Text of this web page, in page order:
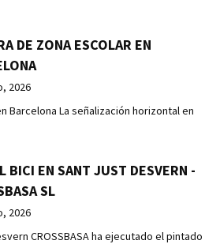
DE ZONA ESCOLAR EN
2026
Barcelona La señalización horizontal en
BICI EN SANT JUST DESVERN -
SL
2026
CROSSBASA ha ejecutado el pintado